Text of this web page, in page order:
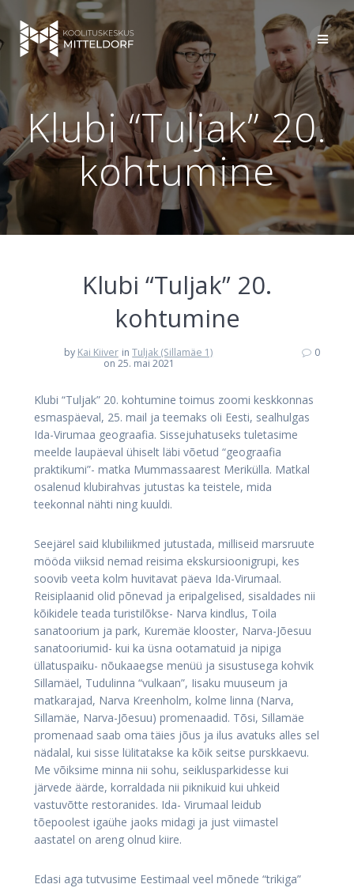
Skip
to
content
Klubi “Tuljak” 20.
kohtumine
Klubi “Tuljak” 20.
kohtumine
by Kai Kiiver inTuljak (Sillamäe 1)
on 25. mai 2021
0
Klubi “Tuljak” 20. kohtumine toimus zoomi keskkonnas
esmaspäeval, 25. mail ja teemaks oli Eesti, sealhulgas
Ida-Virumaa geograafia. Sissejuhatuseks tuletasime
meelde laupäeval ühiselt läbi võetud “geograafia
praktikumi”- matka Mummassaarest Merikülla. Matkal
osalenud klubirahvas jutustas ka teistele, mida
teekonnal nähti ning kuuldi.
Seejärel said klubiliikmed jutustada, milliseid marsruute
mööda viiksid nemad reisima ekskursioonigrupi, kes
soovib veeta kolm huvitavat päeva Ida-Virumaal.
Reisiplaanid olid põnevad ja eripalgelised, sisaldades nii
kõikidele teada turistilõkse- Narva kindlus, Toila
sanatoorium ja park, Kuremäe klooster, Narva-Jõesuu
sanatooriumid- kui ka üsna ootamatuid ja nipiga
üllatuspaiku- nõukaaegse menüü ja sisustusega kohvik
Sillamäel, Tudulinna “vulkaan”, Iisaku muuseum ja
matkarajad, Narva Kreenholm, kolme linna (Narva,
Sillamäe, Narva-Jõesuu) promenaadid. Tõsi, Sillamäe
promenaad saab oma täies jõus ja ilus avatuks alles sel
nädalal, kui sisse lülitatakse ka kõik seitse purskkaevu.
Me võiksime minna nii sohu, seiklusparkidesse kui
järvede äärde, korraldada nii piknikuid kui uhkeid
vastuvõtte restoranides. Ida- Virumaal leidub
tõepoolest igaühe jaoks midagi ja just viimastel
aastatel on areng olnud kiire.
Edasi aga tutvusime Eestimaal veel mõnede “trikiga”